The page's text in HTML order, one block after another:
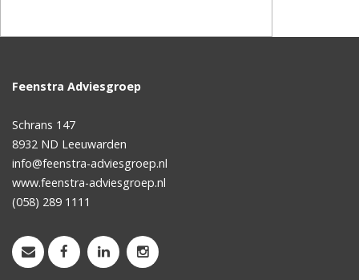
Feenstra Adviesgroep
Schrans 147
8932 ND Leeuwarden
info@feenstra-adviesgroep.nl
www.feenstra-adviesgroep.nl
(058) 289 1111